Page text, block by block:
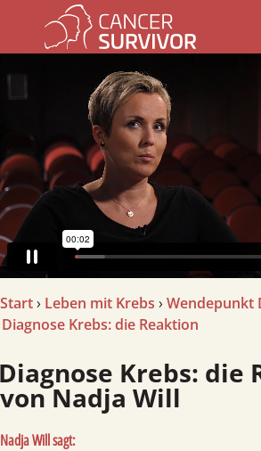
arrow_left
Start› Leben mit Krebs › Wendepunkt
Diagnose Krebs: die Reaktion
die Reaktion
von Nadja Will
Nadja Will sagt: